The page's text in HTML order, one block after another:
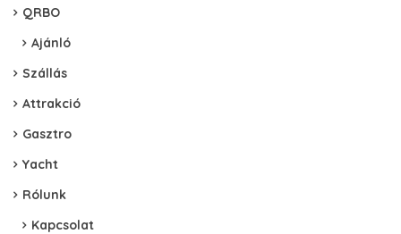
QRBO
Ajánló
Szállás
Attrakció
Gasztro
Yacht
Rólunk
Kapcsolat